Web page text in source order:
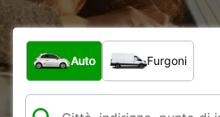
Scegli la tipologia di veicolo:
Auto Furgoni